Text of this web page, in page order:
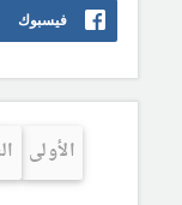
فيسبوك
الأولى